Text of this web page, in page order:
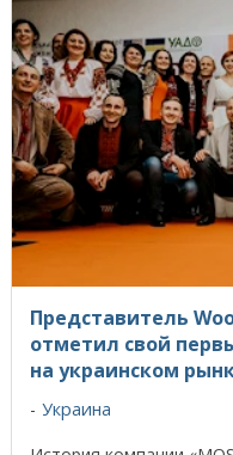
Представитель
отметил свой
на украинском
Украина